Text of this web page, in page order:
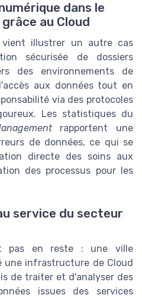
dans le
au Cloud
illustrer un autre cas
sécurisée de dossiers
des environnements de
aux données tout en
via des protocoles
Les statistiques du
rapportent une
de données, ce qui se
directe des soins aux
des processus pour les
service du secteur
pas en reste : une ville
une infrastructure de Cloud
de traiter et d'analyser des
issues des services